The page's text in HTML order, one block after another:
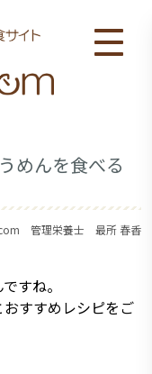
めんを食べる
管理栄養士 最所 春香
すね。
すすめレシピをご